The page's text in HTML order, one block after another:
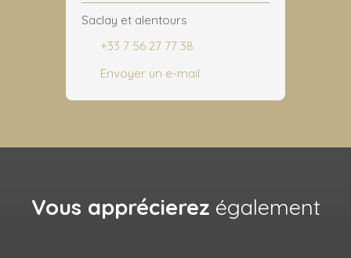
Saclay et alentours
+33 7 56 27 77 38
Envoyer un e-mail
Vous apprécierez également